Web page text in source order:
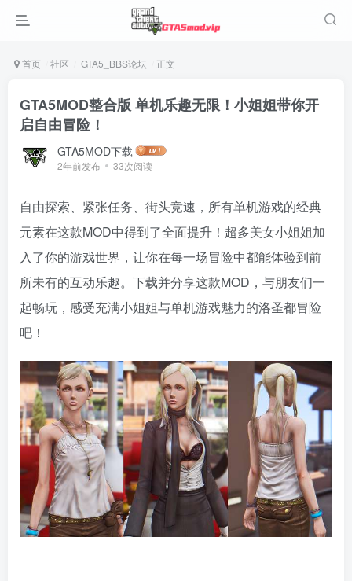
首页 社区 GTA5_BBS论坛 正文
GTA5MOD整合版 单机乐趣无限！小姐姐带你开
启自由冒险！
GTA5MOD下载
2年前发布 33次阅读
自由探索、紧张任务、街头竞速，所有单机游戏的经典
元素在这款MOD中得到了全面提升！超多美女小姐姐加
入了你的游戏世界，让你在每一场冒险中都能体验到前
所未有的互动乐趣。下载并分享这款MOD，与朋友们一
起畅玩，感受充满小姐姐与单机游戏魅力的洛圣都冒险
吧！